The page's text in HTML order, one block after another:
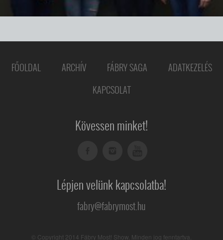
FŐOLDAL ARCHÍV FÁBRY SAGA
ADATKEZELÉS
KAPCSOLAT
Kövessen minket!
Lépjen velünk kapcsolatba!
fabry@fabrymost.hu
© Copyright 2014 Fábry Most! Show. Minden jog fenntartva.